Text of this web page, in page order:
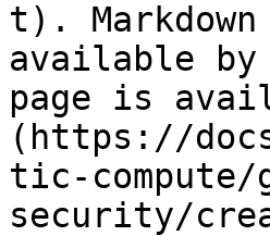
t).
available by
page is
(https://
tic-compute/
security/